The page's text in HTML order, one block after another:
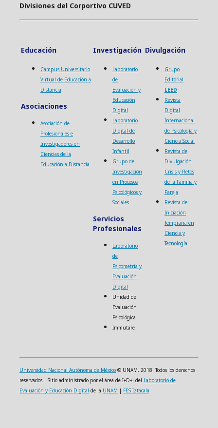
Divisiones del Corportivo CUVED
Educación Investigación Divulgación
Campus Universitario
Virtual de Educación a
Distancia
Asociaciones
Asociación de
Profesionales e
Investigadores en
Ciencias de la
Educación a Distancia
Laboratorio
de
Evaluación y
Educación
Digital
Laboratorio
Digital de
Desarrollo
Infantil
Grupo de
Investigación
en Procesos
Psicológicos y
Sociales
Servicios
Profesionales
Laboratorio
de
Psicometría y
Evaluación
Digital
Unidad de
Evaluación
Psicológica
Immutare
Grupo
Editorial
LEED
Revista
Digital
Internacional
de Psicología y
Ciencia Social
Revista de
Divulgación
Crisis y Retos
de la Familia y
Pareja
Revista de
Iniciación
Temprana en
Ciencia y
Tecnología
Universidad Nacional Autónoma de México © UNAM, 2018. Todos los derechos
reservados | Sitio administrado por el área de I+D+i del Laboratorio de
Evaluación y Educación Digital de la UNAM | FES Iztacala